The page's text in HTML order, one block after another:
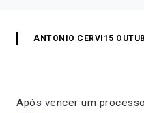
ANTONIO CERVI 15
Após vencer um